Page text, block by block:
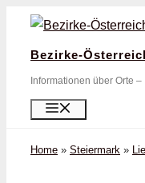
Zum
springen
Bezirke-
Informationen über Orte
Home » Steiermark »